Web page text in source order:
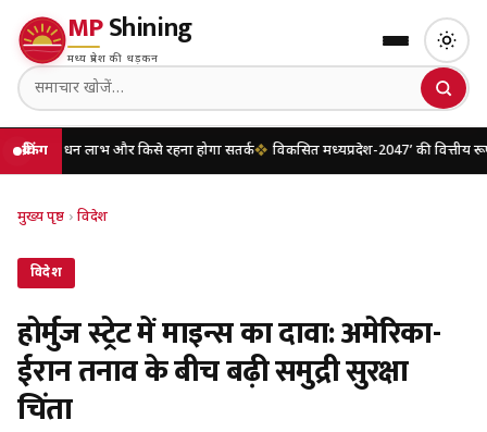
MPShining
मध्य प्रदेश की धड़कन
ब्रेकिंग
लाभ और किसे रहना होगा सतर्क विकसित मध्यप्रदेश-2047’ की वित्तीय रूपरेखा तैयार
मुख्य पृष्ठ › विदेश
विदेश
होर्मुज स्ट्रेट में माइन्स का दावा: अमेरिका-
ईरान तनाव के बीच बढ़ी समुद्री सुरक्षा
चिंता